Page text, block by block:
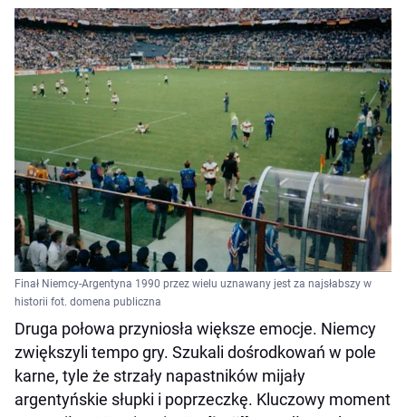
Finał Niemcy-Argentyna 1990 przez wielu uznawany jest za najsłabszy w
historii fot. domena publiczna
Druga połowa przyniosła większe emocje. Niemcy
zwiększyli tempo gry. Szukali dośrodkowań w pole
karne, tyle że strzały napastników mijały
argentyńskie słupki i poprzeczkę. Kluczowy moment